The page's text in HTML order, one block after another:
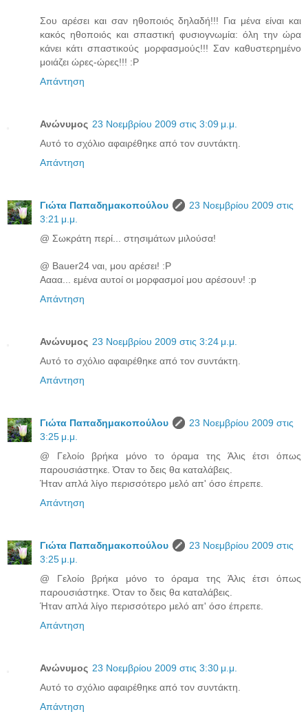
Σου αρέσει και σαν ηθοποιός δηλαδή!!! Για μένα είναι και
κακός ηθοποιός και σπαστική φυσιογνωμία: όλη την ώρα
κάνει κάτι σπαστικούς μορφασμούς!!! Σαν καθυστερημένο
μοιάζει ώρες-ώρες!!! :P
Απάντηση
Ανώνυμος 23 Νοεμβρίου 2009 στις 3:09 μ.μ.
Αυτό το σχόλιο αφαιρέθηκε από τον συντάκτη.
Απάντηση
Γιώτα Παπαδημακοπούλου
23 Νοεμβρίου 2009 στις
3:21 μ.μ.
@ Σωκράτη περί... στησιμάτων μιλούσα!
@ Bauer24 ναι, μου αρέσει! :P
Αααα... εμένα αυτοί οι μορφασμοί μου αρέσουν! :p
Απάντηση
Ανώνυμος 23 Νοεμβρίου 2009 στις 3:24 μ.μ.
Αυτό το σχόλιο αφαιρέθηκε από τον συντάκτη.
Απάντηση
Γιώτα Παπαδημακοπούλου
23 Νοεμβρίου 2009 στις
3:25 μ.μ.
@ Γελοίο βρήκα μόνο το όραμα της Άλις έτσι όπως
παρουσιάστηκε. Όταν το δεις θα καταλάβεις.
Ήταν απλά λίγο περισσότερο μελό απ' όσο έπρεπε.
Απάντηση
Γιώτα Παπαδημακοπούλου
23 Νοεμβρίου 2009 στις
3:25 μ.μ.
@ Γελοίο βρήκα μόνο το όραμα της Άλις έτσι όπως
παρουσιάστηκε. Όταν το δεις θα καταλάβεις.
Ήταν απλά λίγο περισσότερο μελό απ' όσο έπρεπε.
Απάντηση
Ανώνυμος 23 Νοεμβρίου 2009 στις 3:30 μ.μ.
Αυτό το σχόλιο αφαιρέθηκε από τον συντάκτη.
Απάντηση